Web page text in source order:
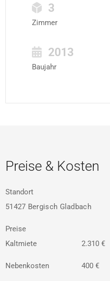
3
Zimmer
2013
Baujahr
Preise & Kosten
Standort
51427 Bergisch Gladbach
Preise
Kaltmiete
2.310 €
Nebenkosten 400 €